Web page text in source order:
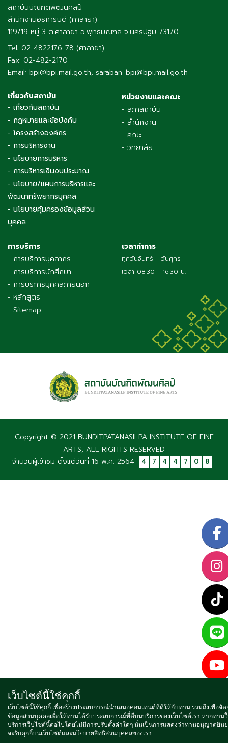
สถาบันบัณฑิตพัฒนศิลป์
สำนักงานอธิการบดี (ศาลายา)
119/19 หมู่ 3 ต.ศาลายา อ.พุทธมณฑล จ.นครปฐม 73170
Tel: 02-4822176-78 (ศาลายา)
Fax: 02-482-2170
Email: bpi@bpi.mail.go.th, saraban_bpi@bpi.mail.go.th
เกี่ยวกับสถาบัน
- เกี่ยวกับสถาบัน
- กฎหมายและข้อบังคับ
- โครงสร้างองค์กร
- การบริหารงาน
- นโยบายการบริหาร
- การบริหารเงินงบประมาณ
- นโยบาย/แผนการบริหารและ
พัฒนาทรัพยากรบุคคล
- นโยบายคุ้มครองข้อมูลส่วน
บุคคล
หน่วยงานและคณะ
- สภาสถาบัน
- สำนักงาน
- คณะ
- วิทยาลัย
การบริการ
- การบริการบุคลากร
- การบริการนักศึกษา
- การบริการบุคคลภายนอก
- หลักสูตร
- Sitemap
เวลาทำการ
ทุกวันจันทร์ - วันศุกร์
เวลา 08:30 - 16:30 น.
Copyright © 2021 BUNDITPATANASILPA INSTITUTE OF FINE
ARTS, ALL RIGHTS RESERVED
จำนวนผู้เข้าชม ตั้งแต่วันที่ 16 พ.ค. 2564
4 7 4 4 7 0 8
เว็บไซต์นี้ใช้คุกกี้
เว็บไซต์นี้ใช้คุกกี้ เพื่อสร้างประสบการณ์นำเสนอคอนเทนต์ที่ดีให้กับท่าน รวมถึงเพื่อจัด
ข้อมูลส่วนบุคคลเพื่อให้ท่านได้รับประสบการณ์ที่ดีบนบริการของเว็บไซต์เรา หากท่าน
บริการเว็บไซต์นี้ต่อไปโดยไม่มีการปรับตั้งค่าใดๆ นั่นเป็นการแสดงว่าท่านอนุญาตยิน
จะรับคุกกี้บนเว็บไซต์และนโยบายสิทธิส่วนบุคคลของเรา